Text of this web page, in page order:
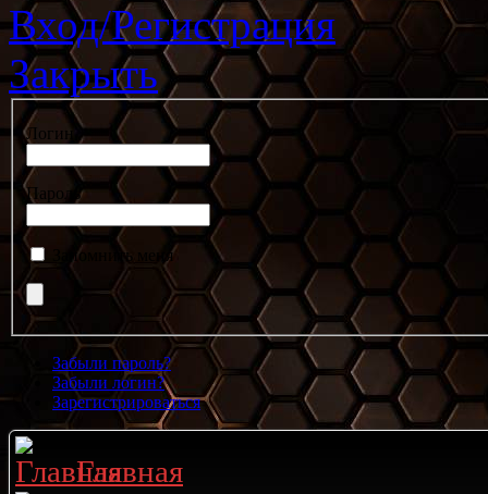
Вход/Регистрация
Закрыть
Логин
Пароль
Запомнить меня
Забыли пароль?
Забыли логин?
Зарегистрироваться
Главная